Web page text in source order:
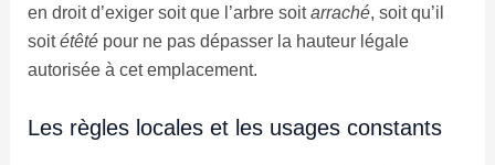
en droit d’exiger soit que l’arbre soitarraché, soit qu’il
soitétêtépour ne pas dépasser la hauteur légale
autorisée à cet emplacement.
Les règles locales et les usages constants